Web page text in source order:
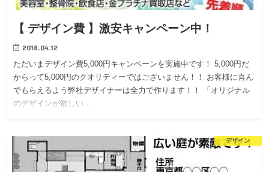
【 デザイン費 】激安キャンペーン中！
2018.04.12
ただいまデザイン費5,000円キャンペーンを実施中です！ 5,000円だ
からって5,000円のクオリティーではございません！！ お客様に喜ん
でもらえるよう弊社デザイナーは全力で作ります！！ 「オリジナル
のデザインが欲しい…
デザイン